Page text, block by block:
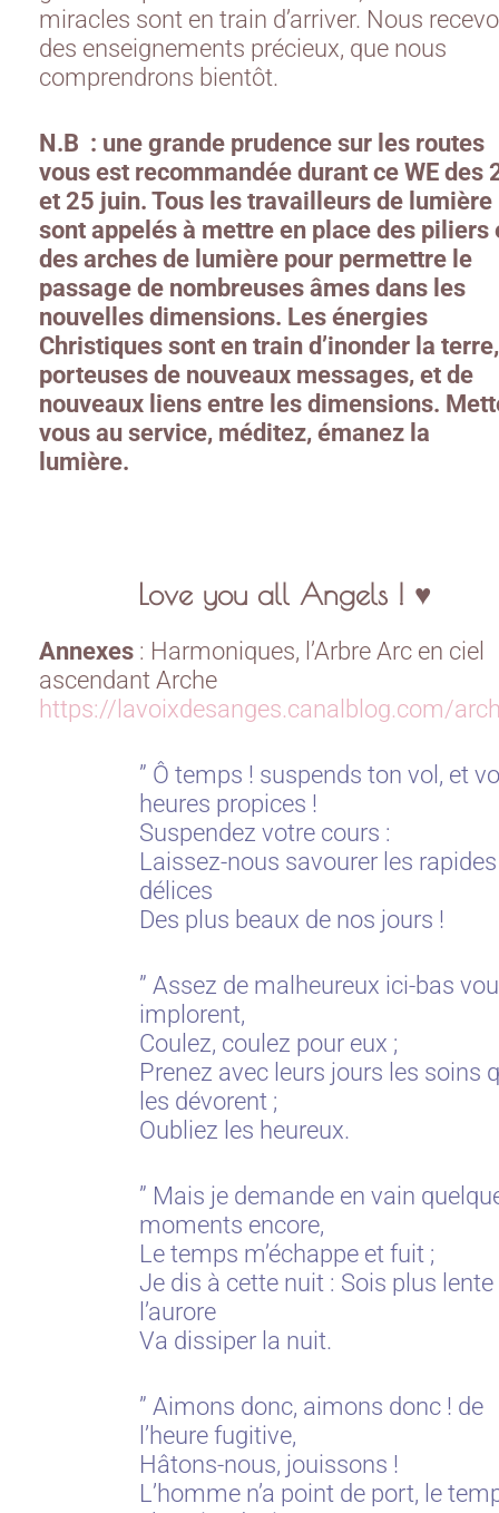
miracles sont en train d’arriver. Nous
des enseignements précieux, que nous
comprendrons bientôt.
N.B : une grande prudence sur les routes
vous est recommandée durant ce WE des
et 25 juin. Tous les travailleurs de lumière
sont appelés à mettre en place des piliers
des arches de lumière pour permettre le
passage de nombreuses âmes dans les
nouvelles dimensions. Les énergies
Christiques sont en train d’inonder la terre,
porteuses de nouveaux messages, et de
nouveaux liens entre les dimensions.
vous au service, méditez, émanez la
lumière.
Love you all Angels ! ♥
Annexes : Harmoniques, l’Arbre Arc en ciel
ascendant Arche
https://lavoixdesanges.canalblog.com/
” Ô temps ! suspends ton vol, et
heures propices !
Suspendez votre cours :
Laissez-nous savourer les rapides
délices
Des plus beaux de nos jours !
” Assez de malheureux ici-bas
implorent,
Coulez, coulez pour eux ;
Prenez avec leurs jours les soins
les dévorent ;
Oubliez les heureux.
” Mais je demande en vain
moments encore,
Le temps m’échappe et fuit ;
Je dis à cette nuit : Sois plus lente
l’aurore
Va dissiper la nuit.
” Aimons donc, aimons donc ! de
l’heure fugitive,
Hâtons-nous, jouissons !
L’homme n’a point de port, le